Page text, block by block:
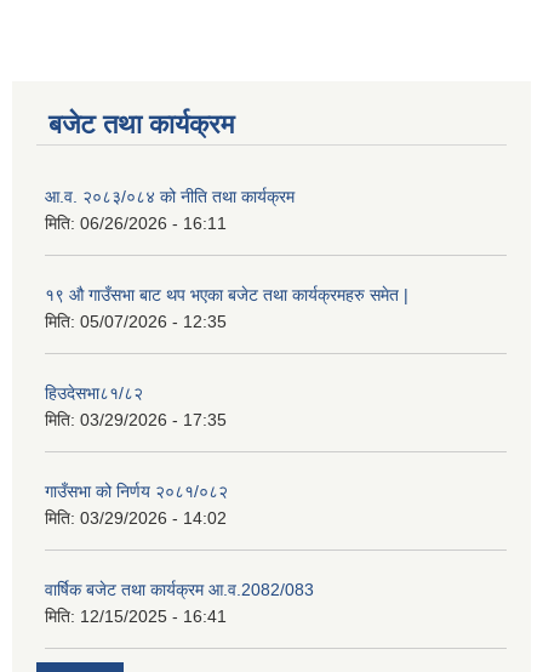
बजेट तथा कार्यक्रम
आ.व. २०८३/०८४ को नीति तथा कार्यक्रम
मिति: 06/26/2026 - 16:11
१९ औ गाउँसभा बाट थप भएका बजेट तथा कार्यक्रमहरु समेत |
मिति: 05/07/2026 - 12:35
हिउदेसभा८१/८२
मिति: 03/29/2026 - 17:35
गाउँसभा को निर्णय २०८१/०८२
मिति: 03/29/2026 - 14:02
वार्षिक बजेट तथा कार्यक्रम आ.व.2082/083
मिति: 12/15/2025 - 16:41